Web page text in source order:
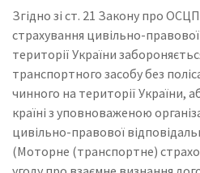
Згідно зі ст. 21 Закону про
страхування цивільно-
території України
транспортного засобу без
чинного на території України,
країні з уповноваженою
цивільно-правової
(Моторне (транспортне)